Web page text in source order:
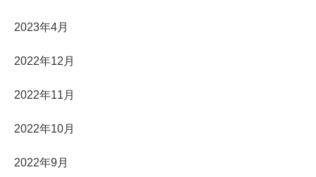
2023年4月
2022年12月
2022年11月
2022年10月
2022年9月